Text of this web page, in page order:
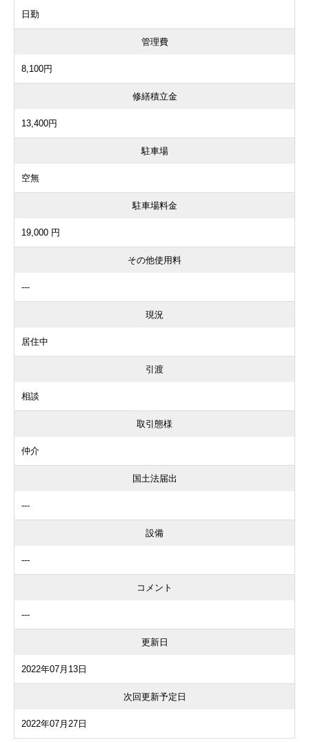
日勤
管理費
8,100円
修繕積立金
13,400円
駐車場
空無
駐車場料金
19,000 円
その他使用料
---
現況
居住中
引渡
相談
取引態様
仲介
国土法届出
---
設備
---
コメント
---
更新日
2022年07月13日
次回更新予定日
2022年07月27日